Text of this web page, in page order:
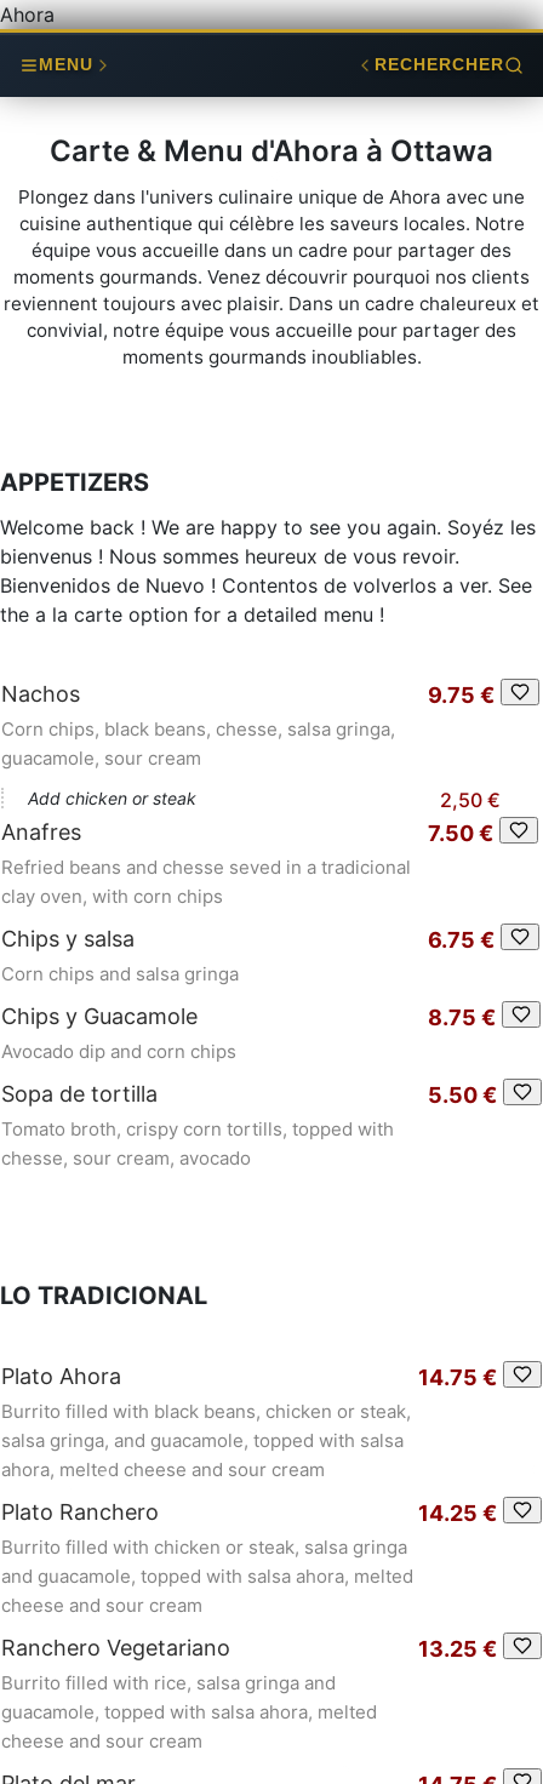
Ahora
MENU RECHERCHER
Carte & Menu d'Ahora à Ottawa
Plongez dans l'univers culinaire unique de Ahora avec une
cuisine authentique qui célèbre les saveurs locales. Notre
équipe vous accueille dans un cadre pour partager des
moments gourmands. Venez découvrir pourquoi nos clients
reviennent toujours avec plaisir. Dans un cadre chaleureux et
convivial, notre équipe vous accueille pour partager des
moments gourmands inoubliables.
APPETIZERS
Welcome back ! We are happy to see you again. Soyéz les
bienvenus ! Nous sommes heureux de vous revoir.
Bienvenidos de Nuevo ! Contentos de volverlos a ver. See
the a la carte option for a detailed menu !
Nachos
Corn chips, black beans, chesse, salsa gringa,
guacamole, sour cream
9.75 €
Add chicken or steak 2,50 €
Anafres
Refried beans and chesse seved in a tradicional
clay oven, with corn chips
7.50 €
Chips y salsa
Corn chips and salsa gringa
6.75 €
Chips y Guacamole
Avocado dip and corn chips
8.75 €
Sopa de tortilla
Tomato broth, crispy corn tortills, topped with
chesse, sour cream, avocado
5.50 €
LO TRADICIONAL
Plato Ahora
Burrito filled with black beans, chicken or steak,
salsa gringa, and guacamole, topped with salsa
ahora, melted cheese and sour cream
14.75 €
Plato Ranchero
Burrito filled with chicken or steak, salsa gringa
and guacamole, topped with salsa ahora, melted
cheese and sour cream
14.25 €
Ranchero Vegetariano
Burrito filled with rice, salsa gringa and
guacamole, topped with salsa ahora, melted
cheese and sour cream
13.25 €